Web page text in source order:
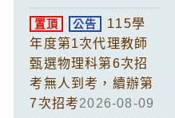
置頂 公告
115學
年度第1次代理教師
甄選物理科第6次招
考無人到考，續辦第
7次招考2026-08-09